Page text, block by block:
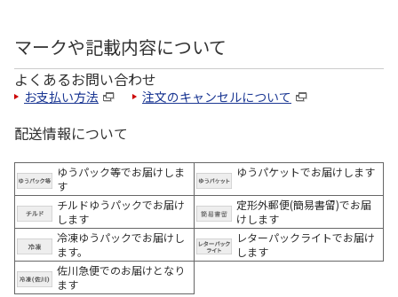
マークや記載内容について
よくあるお問い合わせ
お支払い方法 注文のキャンセルについて
配送情報について
ゆうパック等でお届けしま
す
ゆうパケットでお届けします
チルドゆうパックでお届け
します
定形外郵便(簡易書留)でお届
けします
冷凍ゆうパックでお届けし
ます。
レターパックライトでお届け
します
佐川急便でのお届けとなり
ます